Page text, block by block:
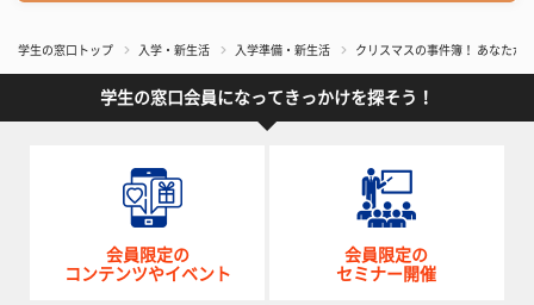
学生の窓口トップ 入学・新生活 入学準備・新生活 クリスマスの事件簿！ あなたが
学生の窓口会員になってきっかけを探そう！
会員限定の
コンテンツやイベント
会員限定の
セミナー開催